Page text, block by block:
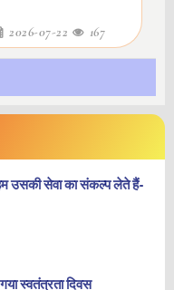
2026-07-22 167
उसकी सेवा का संकल्प लेते हैं-
स्वतंत्रता दिवस